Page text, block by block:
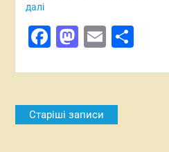
далі
Facebook
Mastodon
Email
Навігація
за
Старіші записи